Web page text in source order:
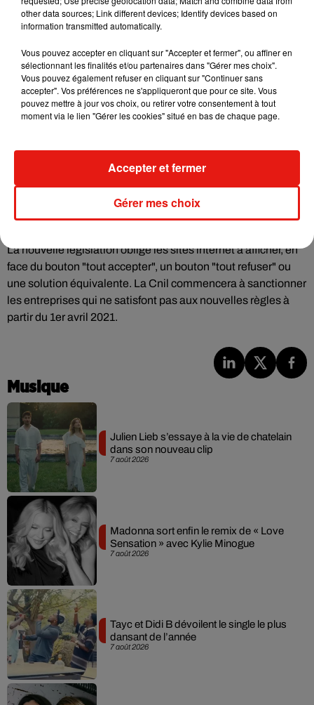
régulation", a affirmé le groupe dans une déclaration. "Les
cookies aident les clients à profiter des fonctionnalités
essentielles à l'expérience d'achat sur Amazon" et une page
est disponible pour les paramétrer, a fait valoir la firme de Jeff
Bezos.
Les sanctions ont été prononcées sur la base de la
sur la protection des données (RGPD), entré en vigueur en
2018. Celui-ci a durci encore le régime du consentement
pour les traceurs publicitaires, tout comme le montant des
amendes maximales pouvant atteindre 4% du chiffre
d'affaires mondial d'une entreprise.
La nouvelle législation oblige les sites internet à afficher, en
face du bouton "tout accepter", un bouton "tout refuser" ou
une solution équivalente. La Cnil commencera à sanctionner
les entreprises qui ne satisfont pas aux nouvelles règles à
partir du 1er avril 2021.
Musique
7 août 2026
Julien Lieb s’essaye à la vie de chatelain
dans son nouveau clip
7 août 2026
Madonna sort enfin le remix de « Love
Sensation » avec Kylie Minogue
7 août 2026
Tayc et Didi B dévoilent le single le plus
dansant de l’année
other data sources; Link different devices; Identify devices based on
information transmitted automatically.
Vous pouvez accepter en cliquant sur "Accepter et fermer", ou affiner en
sélectionnant les finalités et/ou partenaires dans "Gérer mes choix".
Vous pouvez également refuser en cliquant sur "Continuer sans
accepter". Vos préférences ne s'appliqueront que pour ce site. Vous
pouvez mettre à jour vos choix, ou retirer votre consentement à tout
moment via le lien "Gérer les cookies" situé en bas de chaque page.
Gérer mes choix
Accepter et fermer